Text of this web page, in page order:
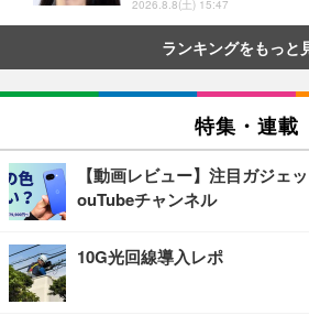
2026.8.8(土) 15:47
ランキングをもっと
特集・連載
【動画レビュー】注目ガジェ
ouTubeチャンネル
10G光回線導入レポ